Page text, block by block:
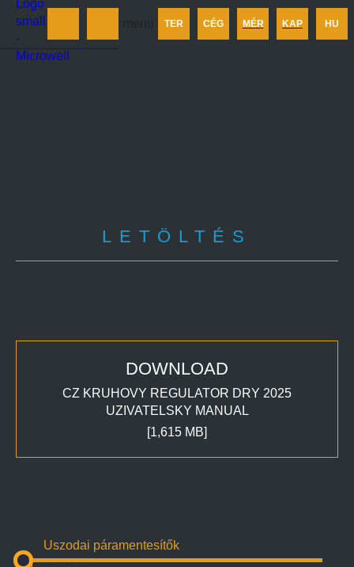
TER CÉG MÉR KAP HU
Termékek
Cégünkről
Méretezés Kapcsolat
LETÖLTÉS
DOWNLOAD
CZ KRUHOVY REGULATOR DRY 2025
UZIVATELSKY MANUAL
[1,615 MB]
Uszodai páramentesítők